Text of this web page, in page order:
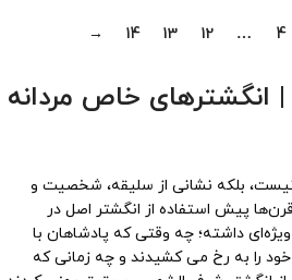
4
…
12
13
14
→
انگشترهای خاص مردانه
بلکه نشانی از سلیقه، شخصیت و
پیش استفاده از انگشتر اصل در
داشته؛ چه وقتی که پادشاهان با
را به رخ می کشیدند و چه زمانی که